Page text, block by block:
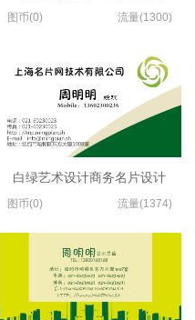
图币(0) 流量(1300)
白绿艺术设计商务名片设计
图币(0) 流量(1374)